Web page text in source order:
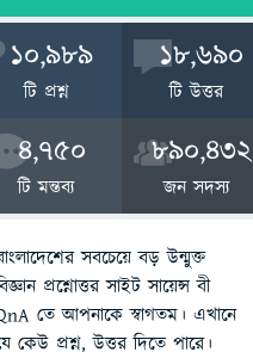
10,989
টি প্রশ্ন
18,690
টি উত্তর
4,750
টি মন্তব্য
890,432
জন সদস্য
সবচেয়ে বড় উন্মুক্ত
প্রশ্নোত্তর সাইট সায়েন্স বী
তে আপনাকে স্বাগতম। এখানে
কেউ প্রশ্ন, উত্তর দিতে পারে।